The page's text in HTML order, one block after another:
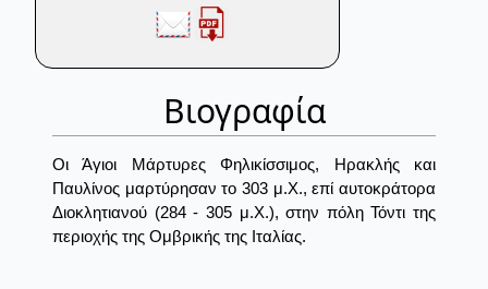
Βιογραφία
Οι Άγιοι Μάρτυρες Φηλικίσσιμος, Ηρακλής και
Παυλίνος μαρτύρησαν το 303 μ.Χ., επί αυτοκράτορα
Διοκλητιανού (284 - 305 μ.Χ.), στην πόλη Τόντι της
περιοχής της Ομβρικής της Ιταλίας.